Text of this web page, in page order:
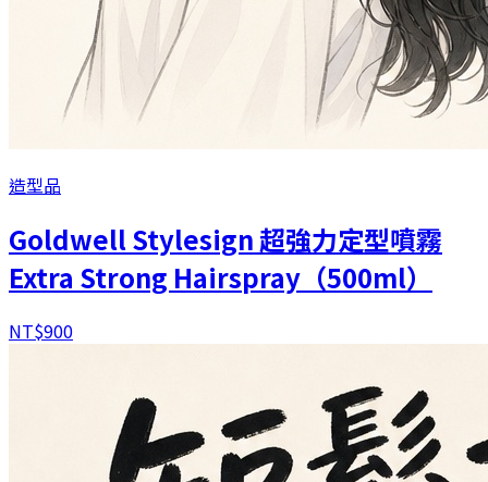
造型品
Goldwell Stylesign 超強力定型噴霧
Extra Strong Hairspray（500ml）
NT$900